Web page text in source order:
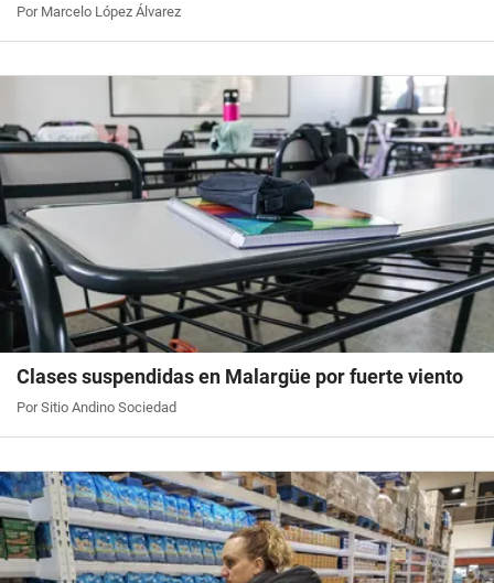
Por Marcelo López Álvarez
Clases suspendidas en Malargüe por fuerte viento
Por Sitio Andino Sociedad